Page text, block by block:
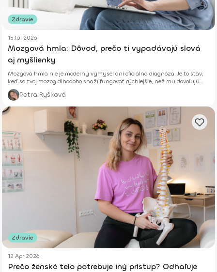
Zdravie
15 Júl 2026
Mozgová hmla: Dôvod, prečo ti vypadávajú slová
aj myšlienky
Mozgová hmla nie je moderný výmysel ani oficiálna diagnóza. Je to stav,
keď sa tvoj mozog dlhodobo snaží fungovať rýchlejšie, než mu dovoľujú
jeho biologické limity.
Petra Ryšková
Zdravie
12 Apr 2026
Prečo ženské telo potrebuje iný prístup? Odhaľuje